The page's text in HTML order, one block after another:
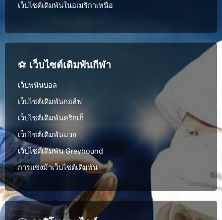
เว็บไซต์เดิมพันในอเมริกาเหนือ
⚽ เว็บไซต์เดิมพันกีฬา
เว็บพนันบอล
เว็บไซต์เดิมพันกอล์ฟ
เว็บไซต์เดิมพันคริกเก็
เว็บไซต์เดิมพันมวย
เว็บไซต์เดิมพัน Greyhound
การแข่งม้าเว็บไซต์เดิมพัน